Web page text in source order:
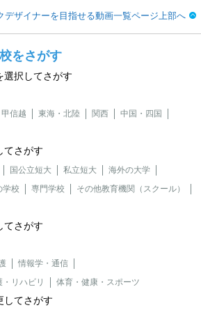
デザイナーを目指せる動画一覧ページ上部へ
をさがす
選択してさがす
信越 東海・北陸 関西
中国・四国
てさがす
国公立短大 私立短大
海外の大学
学校
専門学校
その他教育機関（スクール）
てさがす
情報学・通信
リハビリ
体育・健康・スポーツ
してさがす